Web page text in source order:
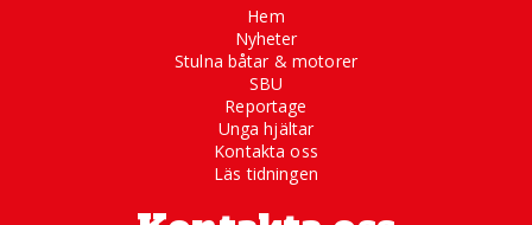
Hem
Nyheter
Stulna båtar & motorer
SBU
Reportage
Unga hjältar
Kontakta oss
Läs tidningen